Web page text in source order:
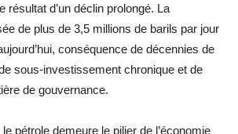
résultat d’un déclin prolongé. La
de plus de 3,5 millions de barils par jour
conséquence de décennies de
sous-investissement chronique et de
de gouvernance.
pétrole demeure le pilier de l’économie